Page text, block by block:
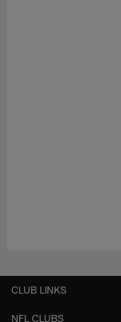
CLUB LINKS
NFL CLUBS